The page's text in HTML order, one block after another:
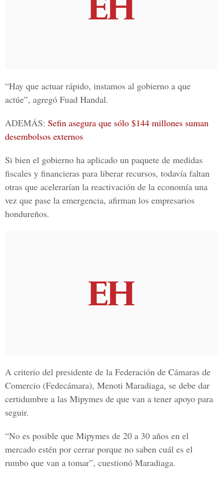
“Hay que actuar rápido, instamos al gobierno a que
actúe”, agregó Fuad Handal.
ADEMÁS: Sefin asegura que sólo $144 millones suman
desembolsos externos
Si bien el gobierno ha aplicado un paquete de medidas
fiscales y financieras para liberar recursos, todavía faltan
otras que acelerarían la reactivación de la economía una
vez que pase la emergencia, afirman los empresarios
hondureños.
A criterio del presidente de la Federación de Cámaras de
Comercio (Fedecámara), Menoti Maradiaga, se debe dar
certidumbre a las Mipymes de que van a tener apoyo para
seguir.
“No es posible que Mipymes de 20 a 30 años en el
mercado estén por cerrar porque no saben cuál es el
rumbo que van a tomar”, cuestionó Maradiaga.